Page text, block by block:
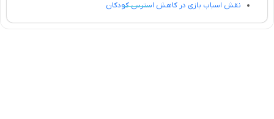
نقش اسباب بازی در کاهش استرس کودکان